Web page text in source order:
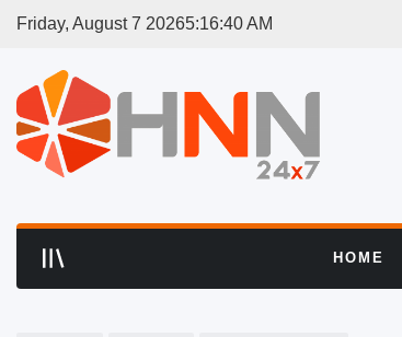
Friday, August 7 20265:16:41AM
HOME